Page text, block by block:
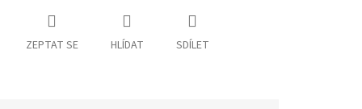
ZEPTAT SE HLÍDAT SDÍLET